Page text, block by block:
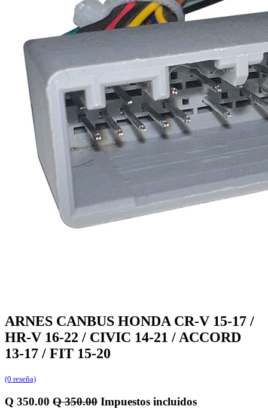
ARNES CANBUS HONDA CR-V 15-17 /
HR-V 16-22 / CIVIC 14-21 / ACCORD
13-17 / FIT 15-20
(0 reseña)
Q 350.00 Q350.00 Impuestos incluidos